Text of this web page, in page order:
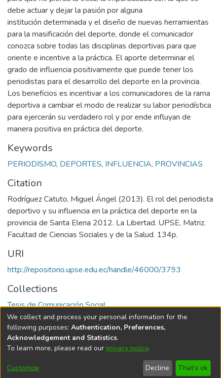
debe actuar y dejar la pasión por alguna
institución determinada y el diseño de nuevas herramientas
para la masificación del deporte, donde el comunicador
conozca sobre todas las disciplinas deportivas para que
oriente e incentive a la práctica. El aporte determinar el
grado de influencia positivamente que puede tener los
periodistas para el desarrollo del deporte en la provincia.
Los beneficios es incentivar a los comunicadores de la rama
deportiva a cambiar el modo de realizar su labor periodística
para ejercerán su verdadero rol y por ende influyan de
manera positiva en práctica del deporte.
Keywords
PERIODISMO, DEPORTES, INFLUENCIA, PROVINCIAS
Citation
Rodríguez Catuto, Miguel Ángel (2013). El rol del periodista
deportivo y su influencia en la práctica del deporte en la
provincia de Santa Elena 2012. La Libertad. UPSE, Matriz.
Facultad de Ciencias Sociales y de la Salud. 134p.
URI
http://repositorio.upse.edu.ec/handle/46000/3793
Collections
Tesis de Comunicación Social
Full item page
DSpace softwarecopyright © 2002-2026
Cookie
End User
Agreement
Send
Feedback
We collect and process your personal information for the
following purposes: Authentication, Preferences,
Acknowledgement and Statistics.
To learn more, please read our privacy policy.
Customize Decline That's ok